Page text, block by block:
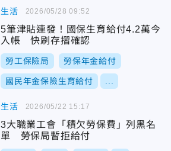
生活
5筆津貼連發！國保生育給付4.2萬今
入帳 快刷存摺確認
勞工保險局 勞保年金給付
國民年金保險生育給付
2026/05/28 09:52
生活
3大職業工會「積欠勞保費」列黑名
單 勞保局暫拒給付
2026/05/22 15:17